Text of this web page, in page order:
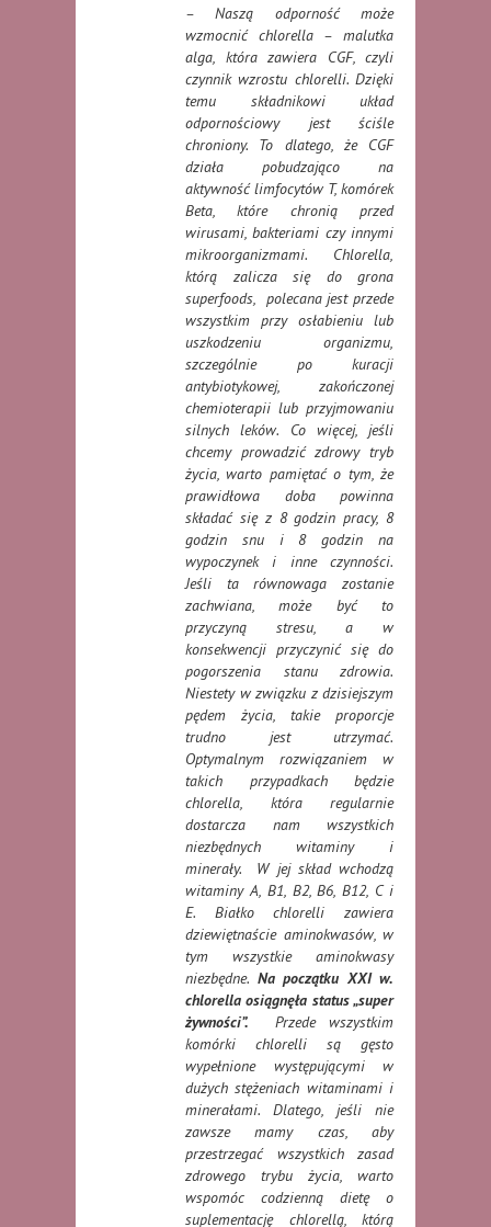
– Naszą odporność może
wzmocnić chlorella – malutka
alga, która zawiera CGF, czyli
czynnik wzrostu chlorelli. Dzięki
temu składnikowi układ
odpornościowy jest ściśle
chroniony. To dlatego, że CGF
działa pobudzająco na
aktywność limfocytów T, komórek
Beta, które chronią przed
wirusami, bakteriami czy innymi
mikroorganizmami. Chlorella,
którą zalicza się do grona
superfoods, polecana jest przede
wszystkim przy osłabieniu lub
uszkodzeniu organizmu,
szczególnie po kuracji
antybiotykowej, zakończonej
chemioterapii lub przyjmowaniu
silnych leków. Co więcej, jeśli
chcemy prowadzić zdrowy tryb
życia, warto pamiętać o tym, że
prawidłowa doba powinna
składać się z 8 godzin pracy, 8
godzin snu i 8 godzin na
wypoczynek i inne czynności.
Jeśli ta równowaga zostanie
zachwiana, może być to
przyczyną stresu, a w
konsekwencji przyczynić się do
pogorszenia stanu zdrowia.
Niestety w związku z dzisiejszym
pędem życia, takie proporcje
trudno jest utrzymać.
Optymalnym rozwiązaniem w
takich przypadkach będzie
chlorella, która regularnie
dostarcza nam wszystkich
niezbędnych witaminy i
minerały. W jej skład wchodzą
witaminy A, B1, B2, B6, B12, C i
E. Białko chlorelli zawiera
dziewiętnaście aminokwasów, w
tym wszystkie aminokwasy
niezbędne. Na początku XXI w.
chlorella osiągnęła status „super
żywności”. Przede wszystkim
komórki chlorelli są gęsto
wypełnione występującymi w
dużych stężeniach witaminami i
minerałami. Dlatego, jeśli nie
zawsze mamy czas, aby
przestrzegać wszystkich zasad
zdrowego trybu życia, warto
wspomóc codzienną dietę o
suplementację chlorellą, którą